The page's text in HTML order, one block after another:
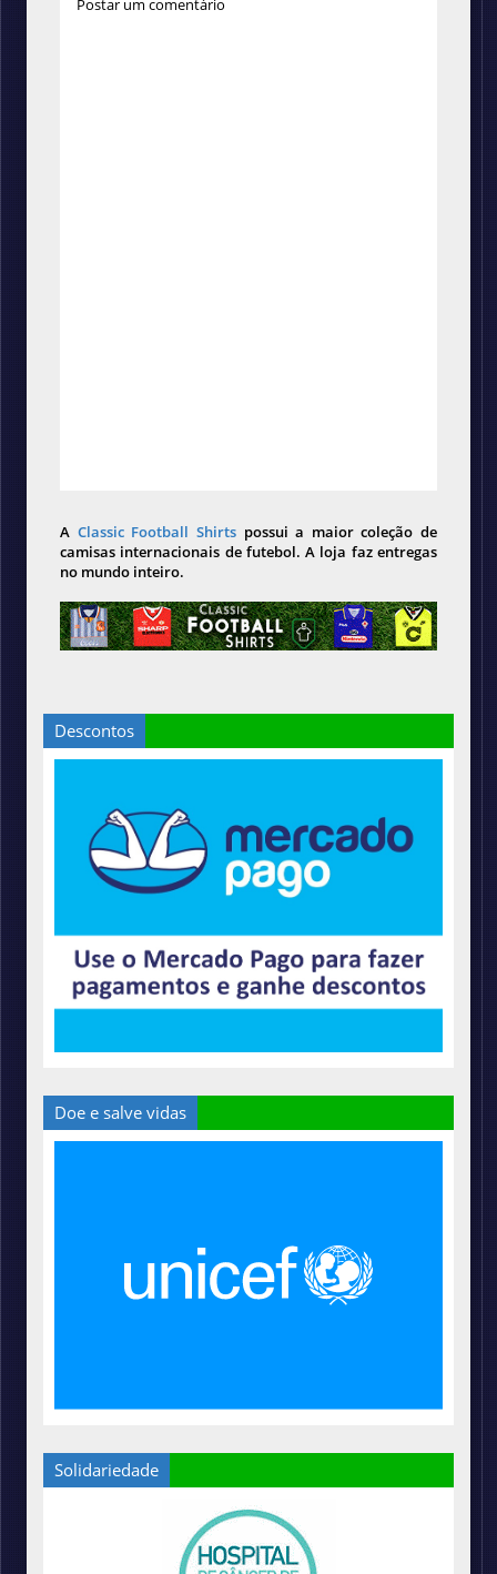
Postar um comentário
A Classic Football Shirts possui a maior coleção de
camisas internacionais de futebol. A loja faz entregas
no mundo inteiro.
Descontos
Doe e salve vidas
Solidariedade